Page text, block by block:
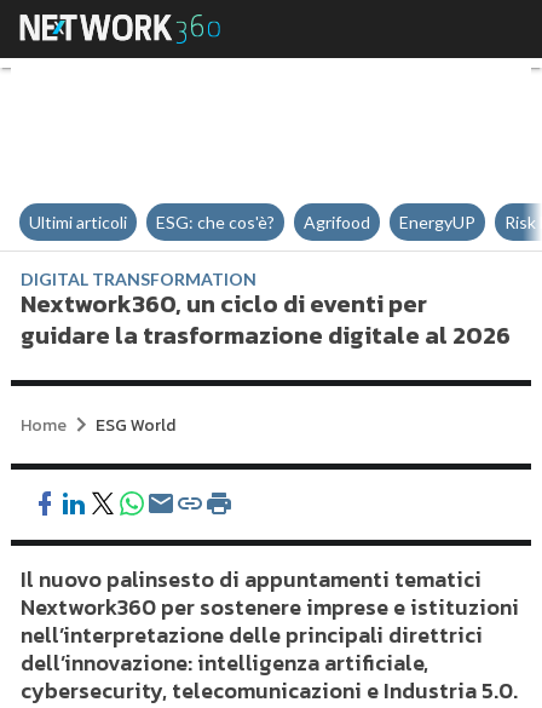
Nextwork360, un ciclo di
Ultimi articoli ESG: che cos'è? Agrifood EnergyUP Risk
DIGITAL TRANSFORMATION
Nextwork360, un ciclo di eventi per
guidare la trasformazione digitale al 2026
Home ESG World
Il nuovo palinsesto di appuntamenti tematici
Nextwork360 per sostenere imprese e istituzioni
nell’interpretazione delle principali direttrici
dell’innovazione: intelligenza artificiale,
cybersecurity, telecomunicazioni e Industria 5.0.